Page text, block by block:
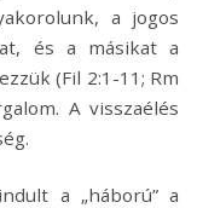
a jogos
és a másikat a
(Fil 2:1-11; Rm
A visszaélés
a „háború” a